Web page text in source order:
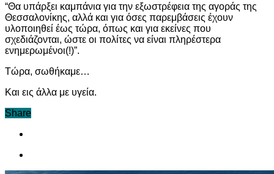
“Θα υπάρξει καμπάνια για την εξωστρέφεια της αγοράς της
Θεσσαλονίκης, αλλά και για όσες παρεμβάσεις έχουν
υλοποιηθεί έως τώρα, όπως και για εκείνες που
σχεδιάζονται, ώστε οι πολίτες να είναι πληρέστερα
ενημερωμένοι(!)”.
Τώρα, σωθήκαμε…
Και εις άλλα με υγεία.
Share